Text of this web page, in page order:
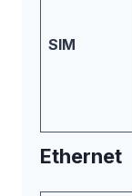
SIM
Ethernet